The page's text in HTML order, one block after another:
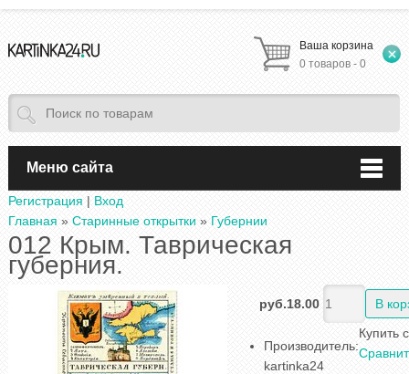
Ваша корзина
0 товаров - 0
Меню сайта
Регистрация | Вход
Главная » Старинные открытки » Губернии
012 Крым. Таврическая
губерния.
руб.18.00
Производитель:
kartinka24
Купить